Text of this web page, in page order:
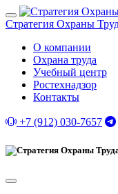
Стратегия Охраны
О компании
Охрана труда
Учебный центр
Ростехнадзор
Контакты
+7 (912) 030-7657